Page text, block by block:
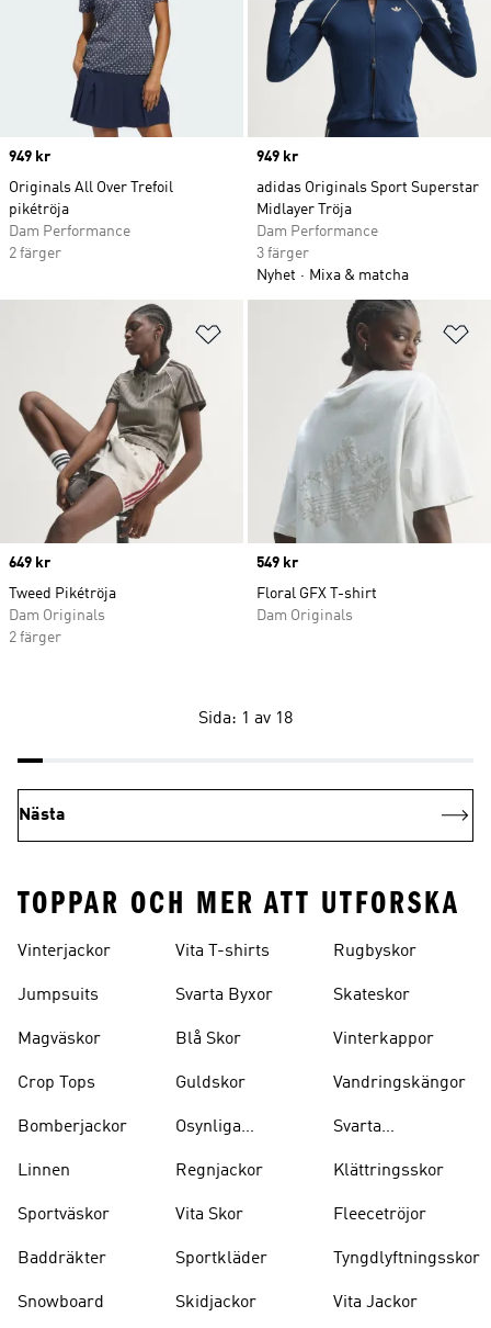
Price
949 kr
Originals All Over Trefoil
pikétröja
Dam Performance
2 färger
Price
949 kr
adidas Originals Sport Superstar
Midlayer Tröja
Dam Performance
3 färger
Nyhet
Mixa & matcha
Lägg till på önskelistan
Price
649 kr
Tweed Pikétröja
Dam Originals
2 färger
Price
549 kr
Floral GFX T-shirt
Dam Originals
Sida: 1 av 18
Nästa
TOPPAR OCH MER ATT UTFORSKA
Vinterjackor
Jumpsuits
Magväskor
Crop Tops
Bomberjackor
Linnen
Sportväskor
Baddräkter
Snowboard
Vita T-shirts
Svarta Byxor
Blå Skor
Guldskor
Osynliga
Regnjackor
Vita Skor
Sportkläder
Skidjackor
Rugbyskor
Skateskor
Vinterkappor
Vandringskängor
Svarta
Klättringsskor
Fleecetröjor
Tyngdlyftningsskor
Vita Jackor